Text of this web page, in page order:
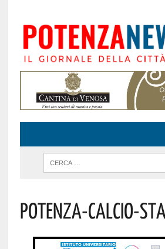
Potenza-Calcio-